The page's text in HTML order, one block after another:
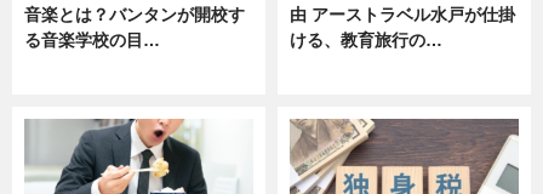
音楽とは？バンタンが開校す
る音楽学校の目…
由 アーストラベル水戸が仕掛
ける、教育旅行の…